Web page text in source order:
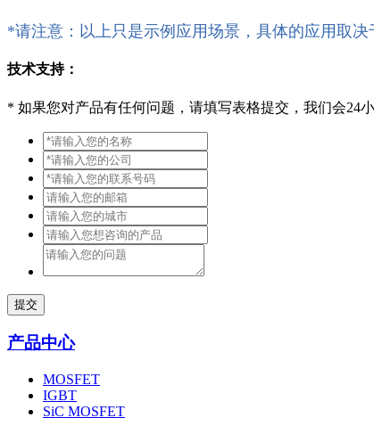
*请注意：以上只是示例应用场景，具体的应用取
技术支持：
* 如果您对产品有任何问题，请填写表格提交，我们会24
提交
产品中心
MOSFET
IGBT
SiC MOSFET